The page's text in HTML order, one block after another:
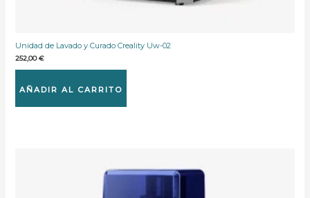
Unidad de Lavado y Curado Creality Uw-02
252,00€
AÑADIR AL CARRITO